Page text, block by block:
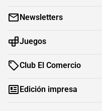
Newsletters
Juegos
Club El Comercio
Edición impresa